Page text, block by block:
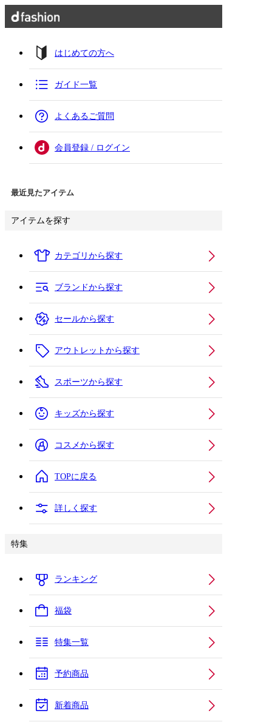
はじめての方へ
ガイド一覧
よくあるご質問
会員登録 / ログイン
最近見たアイテム
アイテムを探す
カテゴリから探す
ブランドから探す
セールから探す
アウトレットから探す
スポーツから探す
キッズから探す
コスメから探す
TOPに戻る
詳しく探す
特集
ランキング
福袋
特集一覧
予約商品
新着商品